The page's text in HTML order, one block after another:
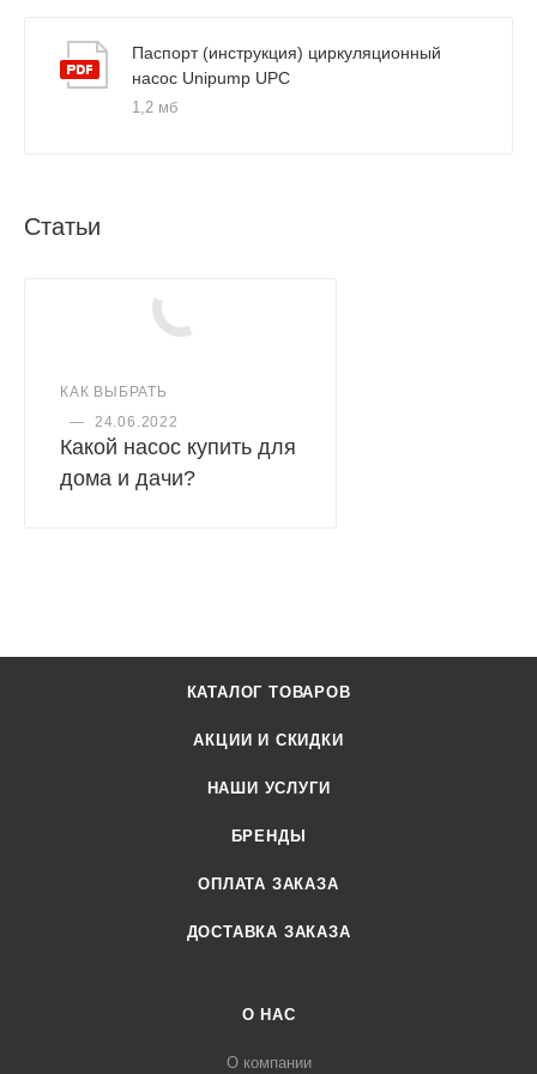
Степень защиты — IP44
Паспорт (инструкция) циркуляционный
насос Unipump UPC
1,2 мб
Статьи
КАК ВЫБРАТЬ
—
24.06.2022
Какой насос купить для
дома и дачи?
КАТАЛОГ ТОВАРОВ
АКЦИИ И СКИДКИ
НАШИ УСЛУГИ
БРЕНДЫ
ОПЛАТА ЗАКАЗА
ДОСТАВКА ЗАКАЗА
О НАС
О компании